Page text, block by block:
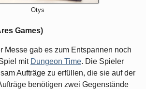
Otys
Games)
Messe gab es zum Entspannen noch
mit Dungeon Time. Die Spieler
Aufträge zu erfüllen, die sie auf der
benötigen zwei Gegenstände